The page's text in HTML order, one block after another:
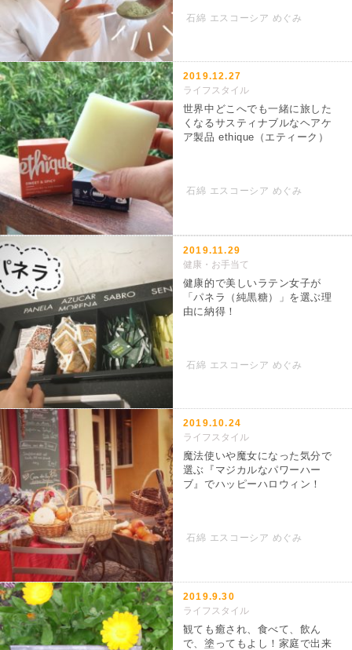
石綿 エスコーシア めぐみ
2019.12.27
ライフスタイル
石綿 エスコーシア めぐみ
世界中どこへでも一緒に旅した
くなるサスティナブルなヘアケ
ア製品 ethique（エティーク）
2019.11.29
健康・お手当て
石綿 エスコーシア めぐみ
健康的で美しいラテン女子が
「パネラ（純黒糖）」を選ぶ理
由に納得！
2019.10.24
ライフスタイル
石綿 エスコーシア めぐみ
魔法使いや魔女になった気分で
選ぶ『マジカルなパワーハー
ブ』でハッピーハロウィン！
2019.9.30
ライフスタイル
観ても癒され、食べて、飲ん
で、塗ってもよし！家庭で出来